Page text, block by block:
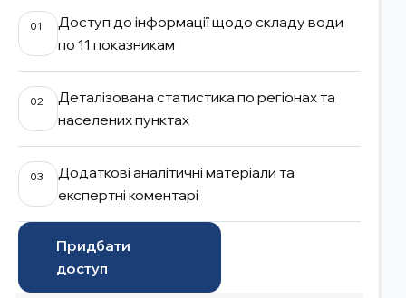
01
Доступ до інформації щодо складу води
по 11 показникам
02
Деталізована статистика по регіонах та
населених пунктах
03
Додаткові аналітичні матеріали та
експертні коментарі
Придбати
доступ